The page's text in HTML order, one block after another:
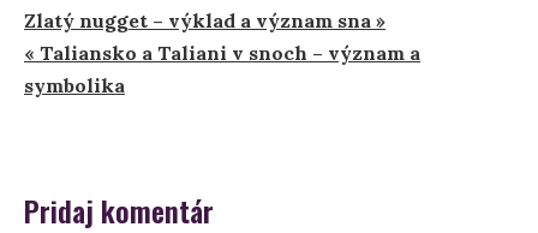
Navigácia
v
Zlatý nugget – výklad a význam sna »
« Taliansko a Taliani v snoch – význam a
symbolika
Pridaj komentár